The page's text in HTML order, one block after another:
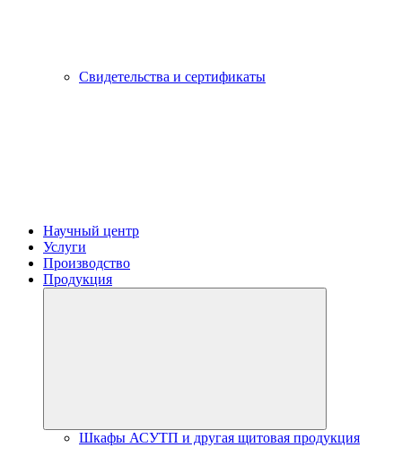
Свидетельства и сертификаты
Научный центр
Услуги
Производство
Продукция
Шкафы АСУТП и другая щитовая продукция